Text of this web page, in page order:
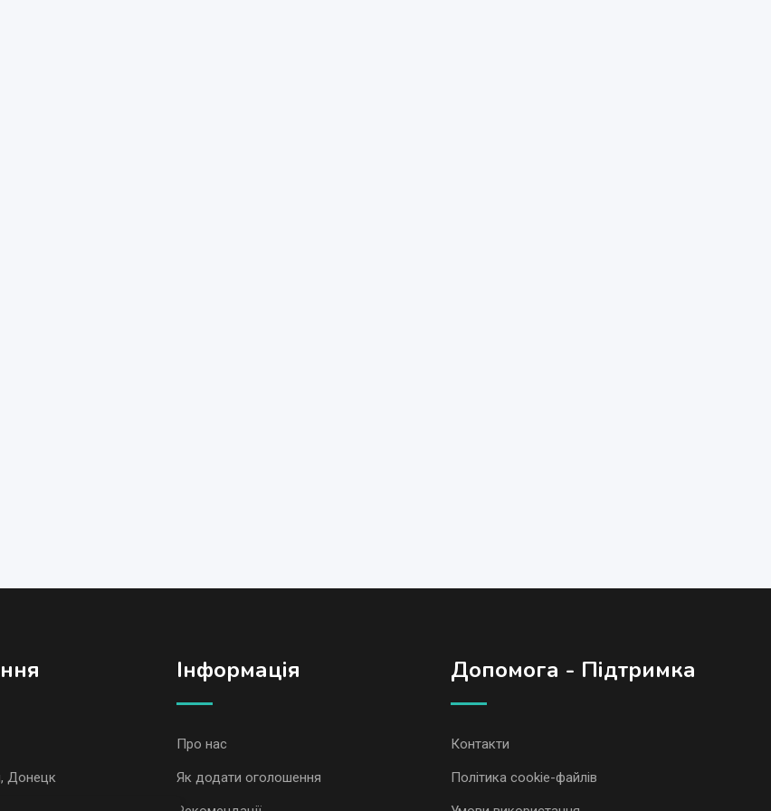
Донецк
Iнформація
Про нас
Як додати оголошення
Допомога - Підтримка
Контакти
Політика cookie-файлів